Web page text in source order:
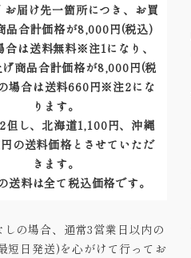
お届け先一箇所につき、お買
品合計価格が8,000円(税込)
合は送料無料※注1になり、
商品合計価格が8,000円(税
場合は送料660円※注2にな
ります。
し、北海道1,100円、沖縄
の送料価格とさせていただ
きます。
送料は全て税込価格です。
しの場合、通常3営業日以内の
短日発送)を心がけて行ってお